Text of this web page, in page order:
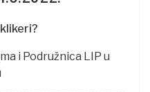
i Podružnica LIP u